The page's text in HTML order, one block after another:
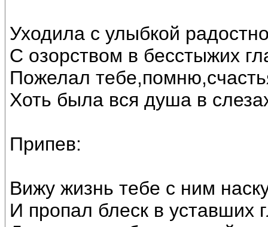
Уходила с улыбкой
С озорством в бесстыжих
Пожелал
Хоть была вся душа в
Припев:
Вижу жизнь тебе с ним
И пропал блеск в уставших